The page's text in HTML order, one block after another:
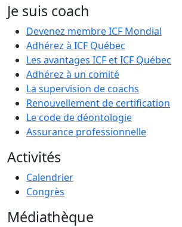
Je suis coach
Devenez membre ICF Mondial
Adhérez à ICF Québec
Les avantages ICF et ICF Québec
Adhérez à un comité
La supervision de coachs
Renouvellement de certification
Le code de déontologie
Assurance professionnelle
Activités
Calendrier
Congrès
Médiathèque